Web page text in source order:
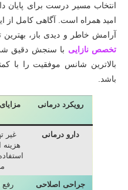
انتخاب مسیر درست برای پایان
امید همراه است. آگاهی کامل از
آرامش خاطر و دیدی باز، بهترین
تخصص نازایی با سنجش دقیق
بالاترین شانس موفقیت را با
باشد.
رویکرد درمانی
دارو درمانی
غیر
هزینه
جراحی اصلاحی